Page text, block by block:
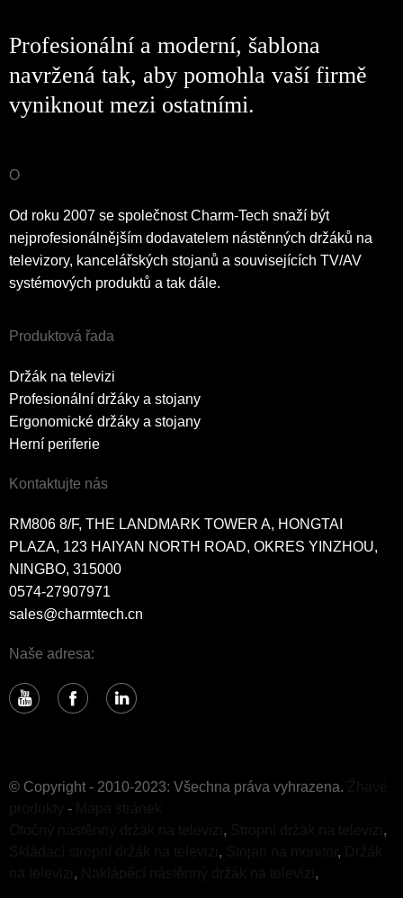
Profesionální a moderní, šablona
navržená tak, aby pomohla vaší firmě
vyniknout mezi ostatními.
O
Od roku 2007 se společnost Charm-Tech snaží být
nejprofesionálnějším dodavatelem nástěnných držáků na
televizory, kancelářských stojanů a souvisejících TV/AV
systémových produktů a tak dále.
Produktová řada
Držák na televizi
Profesionální držáky a stojany
Ergonomické držáky a stojany
Herní periferie
Kontaktujte nás
RM806 8/F, THE LANDMARK TOWER A, HONGTAI
PLAZA, 123 HAIYAN NORTH ROAD, OKRES YINZHOU,
NINGBO, 315000
0574-27907971
sales@charmtech.cn
Naše adresa:
© Copyright - 2010-2023: Všechna práva vyhrazena.
-
,
,
, ,
, ,